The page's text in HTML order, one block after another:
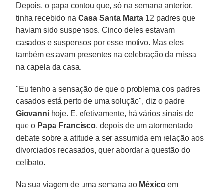
Depois, o papa contou que, só na semana anterior,
tinha recebido naCasa Santa Marta 12 padres que
haviam sido suspensos. Cinco deles estavam
casados e suspensos por esse motivo. Mas eles
também estavam presentes na celebração da missa
na capela da casa.
"Eu tenho a sensação de que o problema dos padres
casados está perto de uma solução", diz o padre
Giovanni hoje. E, efetivamente, há vários sinais de
que o Papa Francisco, depois de um atormentado
debate sobre a atitude a ser assumida em relação aos
divorciados recasados, quer abordar a questão do
celibato.
Na sua viagem de uma semana ao México em